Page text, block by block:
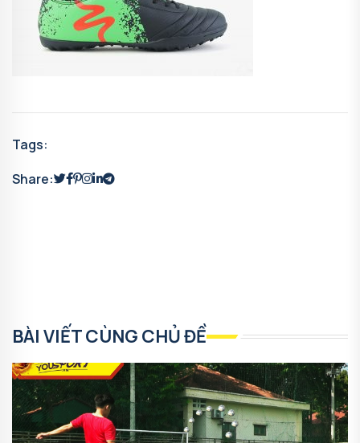
Tags:
Share:
BÀI VIẾT CÙNG CHỦ ĐỀ